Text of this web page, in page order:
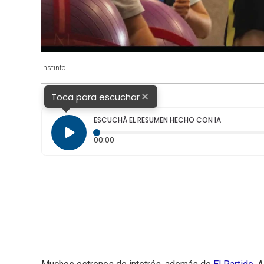
Instinto
Toca para escuchar×
ESCUCHÁ EL RESUMEN HECHO CON IA
00:00